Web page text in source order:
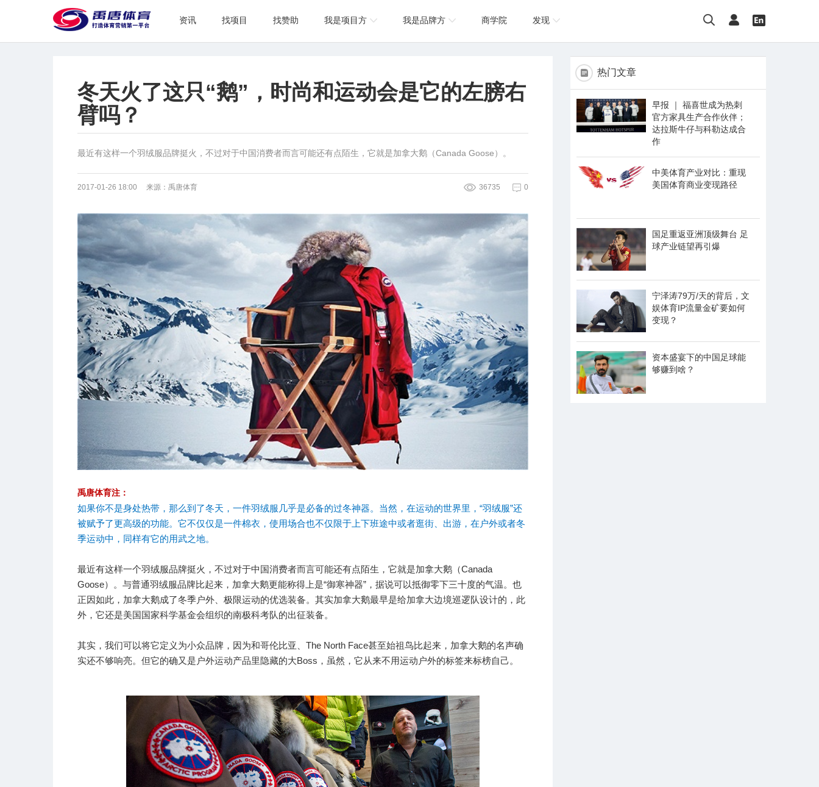
资讯 找项目 找赞助 我是项目方 我是品牌方 商学院 发现
冬天火了这只“鹅”，时尚和运动会是它的左膀右
臂吗？
最近有这样一个羽绒服品牌挺火，不过对于中国消费者而言可能还有点陌生，它就是加拿大鹅（Canada Goose）。
0
36735
2017-01-26 18:00 来源：禹唐体育
禹唐体育注：
如果你不是身处热带，那么到了冬天，一件羽绒服几乎是必备的过冬神器。当然，在运动的世界里，“羽绒服”还
被赋予了更高级的功能。它不仅仅是一件棉衣，使用场合也不仅限于上下班途中或者逛街、出游，在户外或者冬
季运动中，同样有它的用武之地。
最近有这样一个羽绒服品牌挺火，不过对于中国消费者而言可能还有点陌生，它就是加拿大鹅（Canada
Goose）。与普通羽绒服品牌比起来，加拿大鹅更能称得上是“御寒神器”，据说可以抵御零下三十度的气温。也
正因如此，加拿大鹅成了冬季户外、极限运动的优选装备。其实加拿大鹅最早是给加拿大边境巡逻队设计的，此
外，它还是美国国家科学基金会组织的南极科考队的出征装备。
其实，我们可以将它定义为小众品牌，因为和哥伦比亚、The North Face甚至始祖鸟比起来，加拿大鹅的名声确
实还不够响亮。但它的确又是户外运动产品里隐藏的大Boss，虽然，它从来不用运动户外的标签来标榜自己。
热门文章
早报 ｜ 福喜世成为热刺
官方家具生产合作伙伴；
达拉斯牛仔与科勒达成合
作
中美体育产业对比：重现
美国体育商业变现路径
国足重返亚洲顶级舞台 足
球产业链望再引爆
宁泽涛79万/天的背后，文
娱体育IP流量金矿要如何
变现？
资本盛宴下的中国足球能
够赚到啥？